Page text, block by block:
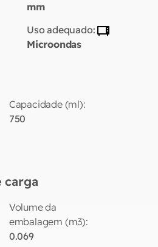
mm
Uso adequado:
Microondas
Capacidade (ml):
750
carga
Volume da
embalagem (m3):
0.069